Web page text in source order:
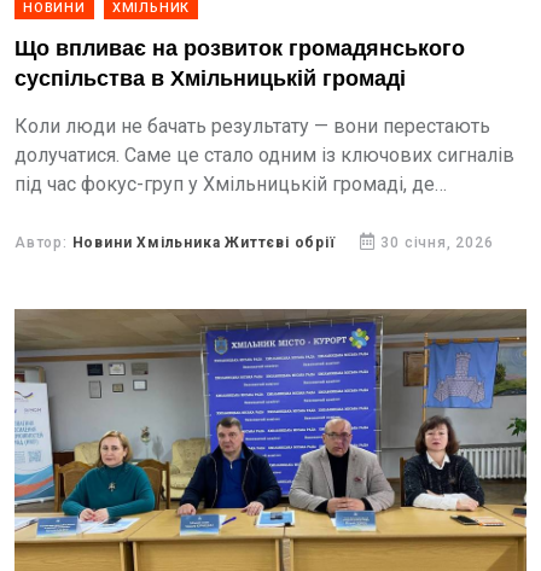
НОВИНИ ХМІЛЬНИК
Що впливає на розвиток громадянського
суспільства в Хмільницькій громаді
Коли люди не бачать результату — вони перестають
долучатися. Саме це стало одним із ключових сигналів
під час фокус-груп у Хмільницькій громаді, де
взаємодії...
Автор: Новини Хмільника Життєві обрії 30 січня, 2026